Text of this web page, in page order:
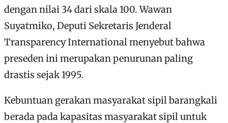
dengan nilai 34 dari skala 100. Wawan
Suyatmiko, Deputi Sekretaris Jenderal
Transparency International menyebut bahwa
preseden ini merupakan penurunan paling
drastis sejak 1995.
Kebuntuan gerakan masyarakat sipil barangkali
berada pada kapasitas masyarakat sipil untuk